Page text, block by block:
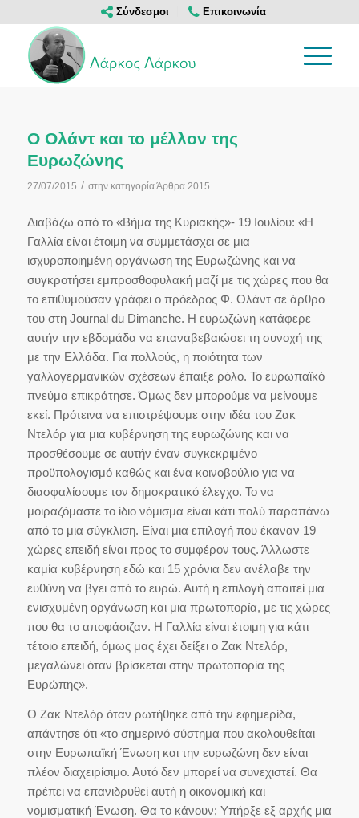
Σύνδεσμοι Επικοινωνία
Ο Ολάντ και το μέλλον της
Ευρωζώνης
27/07/2015 / στην κατηγορίαΆρθρα 2015
Διαβάζω από το «Βήμα της Κυριακής»- 19 Ιουλίου: «Η
Γαλλία είναι έτοιμη να συμμετάσχει σε μια
ισχυροποιημένη οργάνωση της Ευρωζώνης και να
συγκροτήσει εμπροσθοφυλακή μαζί με τις χώρες που θα
το επιθυμούσαν γράφει ο πρόεδρος Φ. Ολάντ σε άρθρο
του στη Journal du Dimanche. Η ευρωζώνη κατάφερε
αυτήν την εβδομάδα να επαναβεβαιώσει τη συνοχή της
με την Ελλάδα. Για πολλούς, η ποιότητα των
γαλλογερμανικών σχέσεων έπαιξε ρόλο. Το ευρωπαϊκό
πνεύμα επικράτησε. Όμως δεν μπορούμε να μείνουμε
εκεί. Πρότεινα να επιστρέψουμε στην ιδέα του Ζακ
Ντελόρ για μια κυβέρνηση της ευρωζώνης και να
προσθέσουμε σε αυτήν έναν συγκεκριμένο
προϋπολογισμό καθώς και ένα κοινοβούλιο για να
διασφαλίσουμε τον δημοκρατικό έλεγχο. Το να
μοιραζόμαστε το ίδιο νόμισμα είναι κάτι πολύ παραπάνω
από το μια σύγκλιση. Είναι μια επιλογή που έκαναν 19
χώρες επειδή είναι προς το συμφέρον τους. Άλλωστε
καμία κυβέρνηση εδώ και 15 χρόνια δεν ανέλαβε την
ευθύνη να βγει από το ευρώ. Αυτή η επιλογή απαιτεί μια
ενισχυμένη οργάνωση και μια πρωτοπορία, με τις χώρες
που θα το αποφάσιζαν. Η Γαλλία είναι έτοιμη για κάτι
τέτοιο επειδή, όμως μας έχει δείξει ο Ζακ Ντελόρ,
μεγαλώνει όταν βρίσκεται στην πρωτοπορία της
Ευρώπης».
Ο Ζακ Ντελόρ όταν ρωτήθηκε από την εφημερίδα,
απάντησε ότι «το σημερινό σύστημα που ακολουθείται
στην Ευρωπαϊκή Ένωση και την ευρωζώνη δεν είναι
πλέον διαχειρίσιμο. Αυτό δεν μπορεί να συνεχιστεί. Θα
πρέπει να επανιδρυθεί αυτή η οικονομική και
νομισματική Ένωση. Θα το κάνουν; Υπήρξε εξ αρχής μια